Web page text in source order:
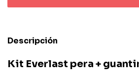
Descripción
Kit Everlast pera +